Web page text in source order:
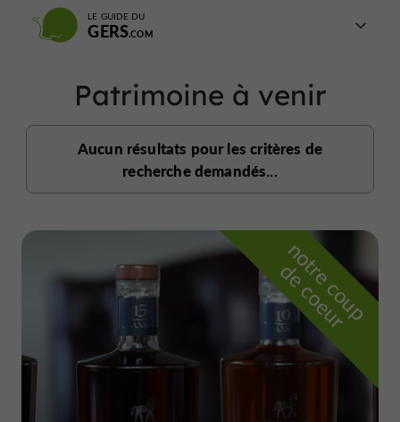
LE GUIDE DU
GERS
Patrimoine à venir
Aucun résultats pour les critères de
recherche demandés...
n
o
t
r
e
c
o
u
p
d
e
c
o
e
u
r